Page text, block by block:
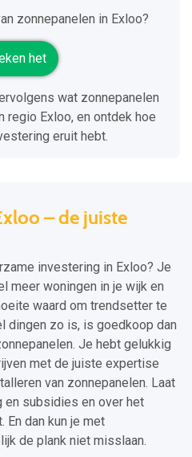
zonnepanelen in Exloo?
het
wat zonnepanelen
regio Exloo, en ontdek hoe
eruit hebt.
– de juiste
investering in Exloo? Je
meer woningen in je wijk en
waard om trendsetter te
dingen zo is, is goedkoop dan
Je hebt gelukkig
met de juiste expertise
van zonnepanelen. Laat
en subsidies en over het
En dan kun je met
de plank niet misslaan.